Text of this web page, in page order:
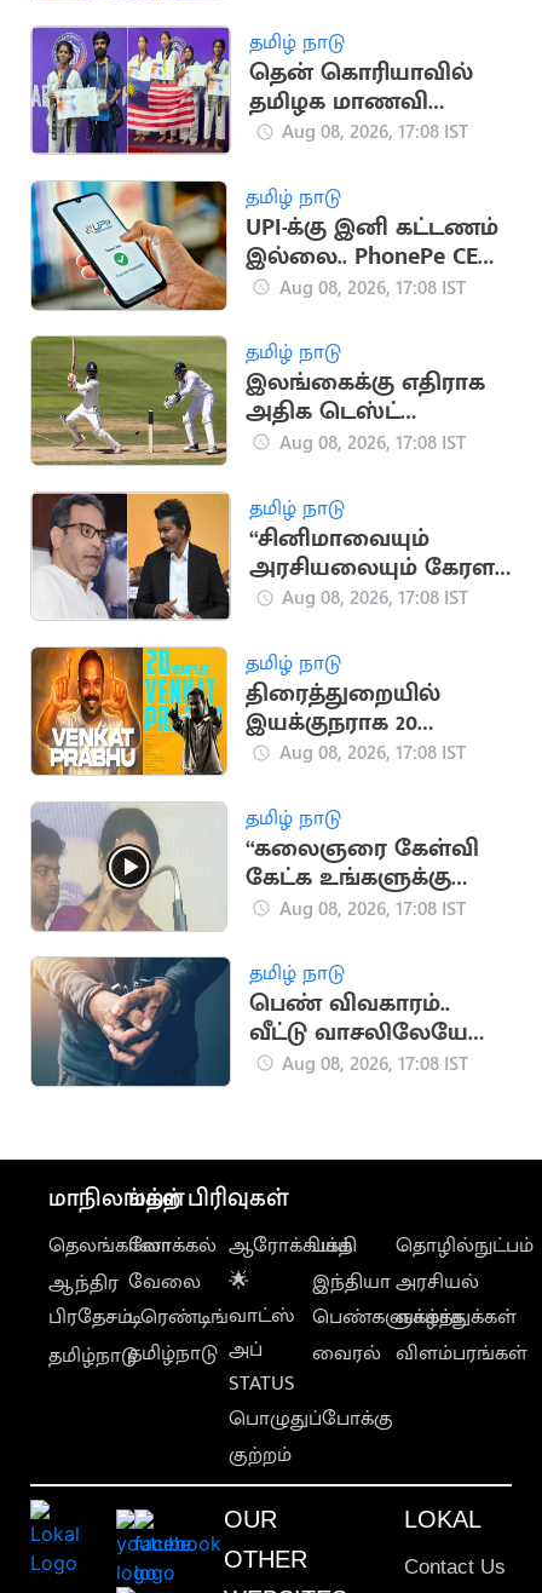
தமிழ் நாடு
தென் கொரியாவில்
தமிழக மாணவி
அசத்தல்.. உலக
போட்டியில்
வெண்கலம்
Aug 08, 2026, 17:08 IST
தமிழ் நாடு
UPI-க்கு இனி கட்டணம்
இல்லை.. PhonePe CEO
சமீர் நிகாம் உறுதி
Aug 08, 2026, 17:08 IST
தமிழ் நாடு
இலங்கைக்கு எதிராக
அதிக டெஸ்ட்
விக்கெட்டுகள்
வீரர்கள்
Aug 08, 2026, 17:08 IST
தமிழ் நாடு
“சினிமாவையும்
அரசியலையும் கேரள
மக்கள் பிரித்துப் பார்க்க
Aug 08, 2026, 17:08 IST
தமிழ் நாடு
திரைத்துறையில்
இயக்குநராக 20
ஆண்டுகள் நிறைவு..
நெகிழ்ச்சி பதிவு
Aug 08, 2026, 17:08 IST
தமிழ் நாடு
“கலைஞரை கேள்வி
கேட்க உங்களுக்கு
தகுதியில்லை” -
Aug 08, 2026, 17:08 IST
தமிழ் நாடு
பெண் விவகாரம்..
வீட்டு வாசலிலேயே
ஒருவருக்கு அரிவாள்
Aug 08, 2026, 17:08 IST
மாநிலங்கள்
தெலங்கானா
ஆந்திர
பிரதேசம்
தமிழ்நாடு
மற்ற பிரிவுகள்
லோக்கல்
வேலை
டிரெண்டிங்
தமிழ்நாடு
ஆரோக்கியம்
🌟
வாட்ஸ்
அப்
STATUS
பொழுதுப்போக்கு
குற்றம்
பக்தி
இந்தியா
பெண்களுக்காக
வைரல்
தொழில்நுட்பம்
அரசியல்
வாழ்த்துக்கள்
விளம்பரங்கள்
OUR
OTHER
LOKAL
Contact Us